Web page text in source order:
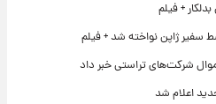
+ فیلم
سفیر ژاپن نواخته شد + فیلم
شرکت‌های تراستی خبر داد
اعلام شد